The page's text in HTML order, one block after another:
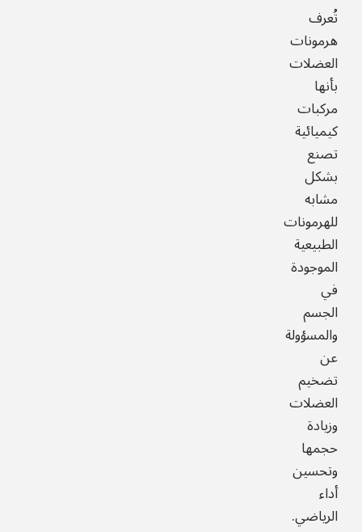
تُعرف
هرمونات
العضلات
بأنها
مركبات
كيميائية
تصنع
بشكل
مشابه
للهرمونات
الطبيعية
الموجودة
في
الجسم
والمسؤولة
عن
تضخيم
العضلات
وزيادة
حجمها
وتحسين
أداء
الرياضي.